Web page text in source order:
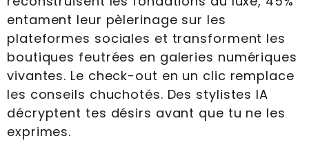
entament leur pèlerinage sur les
plateformes sociales et transforment les
boutiques feutrées en galeries numériques
vivantes. Le check-out en un clic remplace
les conseils chuchotés. Des stylistes IA
décryptent tes désirs avant que tu ne les
exprimes.